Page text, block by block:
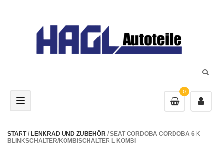
0
Toggle navigation
START/ LENKRAD UND ZUBEHÖR / SEAT CORDOBA CORDOBA 6 K
BLINKSCHALTER/KOMBISCHALTER L KOMBI